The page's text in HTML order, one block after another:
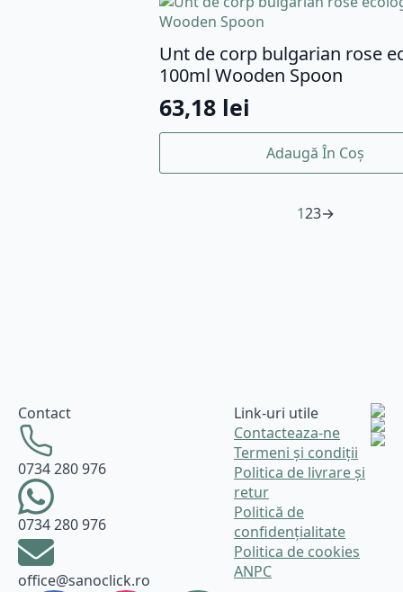
Unt de corp bulgarian rose
100ml Wooden Spoon
63,18 lei
Adaugă În Coș
123→
Contact
0734 280 976
0734 280 976
office@sanoclick.ro
Link-uri utile
Contacteaza-ne
Termeni și condiții
Politica de livrare și
retur
Politică de
confidențialitate
Politica de cookies
ANPC